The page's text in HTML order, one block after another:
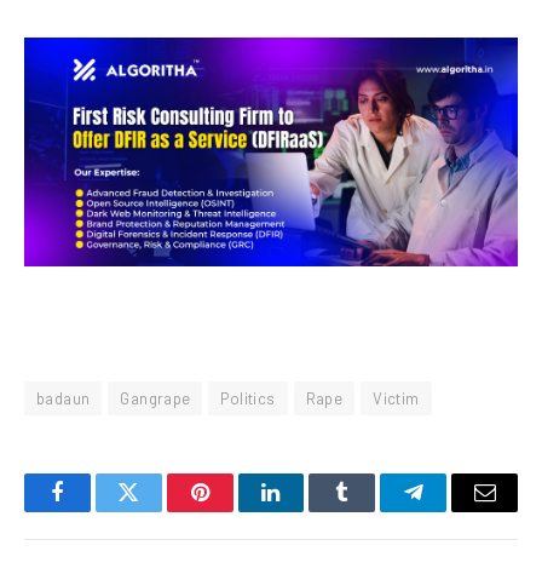
badaun Gangrape Politics Rape Victim
FacebookTwitter PinterestLinkedInTumblr TelegramEmail